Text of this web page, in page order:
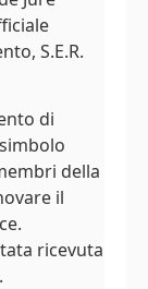
S.E.R.
di
della
il
ricevuta